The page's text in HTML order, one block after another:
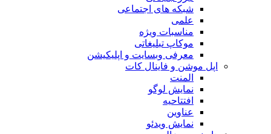
شبکه های اجتماعی
علمی
مناسبات ویژه
موکاپ تبلیغاتی
معرفی وبسایت و اپلیکیشن
اپل موشن و فاینال کات
المنت
نمایش لوگو
افتتاحیه
عناوین
نمایش ویدئو